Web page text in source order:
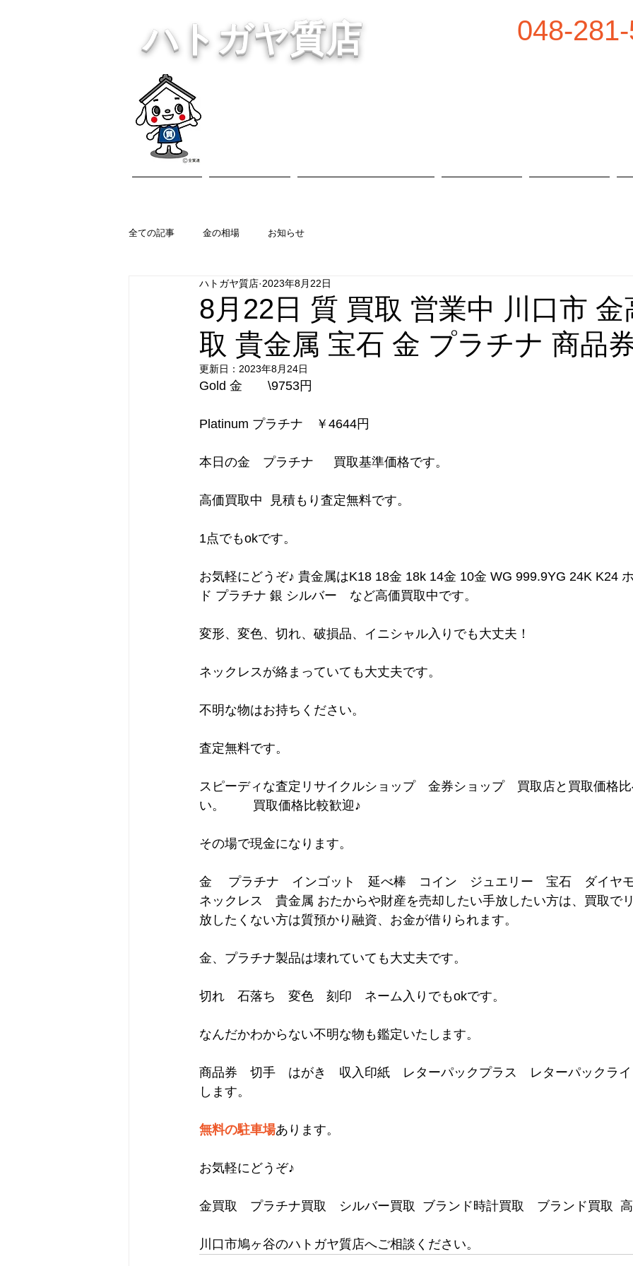
ハトガヤ質店 048-
全ての記事 金の相場 お知らせ
8月22日 質 買取 営業中 川口市 金
取 貴金属 宝石 金 プラチナ 商品
ハトガヤ質店 2023年8月22日
更新日： 2023年8月24日
Gold 金　　\9753円
Platinum プラチナ　￥4644円
本日の金　プラチナ　  買取基準価格です。
高価買取中  見積もり査定無料です。
1点でもokです。
お気軽にどうぞ♪ 貴金属はK18 18金 18k 14金 10金 WG 999.9YG 24K K24
ド プラチナ 銀 シルバー　など高価買取中です。
変形、変色、切れ、破損品、イニシャル入りでも大丈夫！
ネックレスが絡まっていても大丈夫です。
不明な物はお持ちください。
査定無料です。
スピーディな査定リサイクルショップ　金券ショップ　買取店と買取価格
い。        買取価格比較歓迎♪
その場で現金になります。
金　 プラチナ　インゴット　延べ棒　コイン　ジュエリー　宝石　ダイヤ
ネックレス　貴金属 おたからや財産を売却したい手放したい方は、買取で
放したくない方は質預かり融資、お金が借りられます。
金、プラチナ製品は壊れていても大丈夫です。
切れ　石落ち　変色　刻印　ネーム入りでもokです。
なんだかわからない不明な物も鑑定いたします。
商品券　切手　はがき　収入印紙　レターパックプラス　レターパックラ
します。
無料の駐車場あります。
お気軽にどうぞ♪
金買取　プラチナ買取　シルバー買取  ブランド時計買取　ブランド買取
川口市鳩ヶ谷のハトガヤ質店へご相談ください。